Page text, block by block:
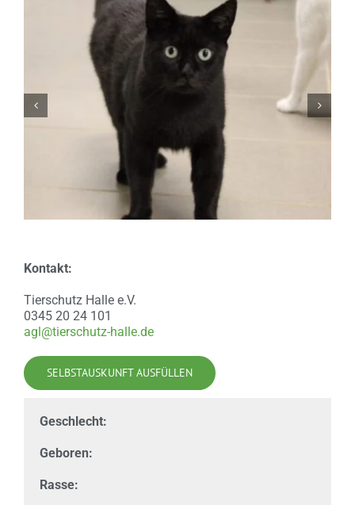
Kontakt:
Tierschutz Halle e.V.
0345 20 24 101
agl@tierschutz-halle.de
SELBSTAUSKUNFT AUSFÜLLEN
Geschlecht:
Geboren:
Rasse: